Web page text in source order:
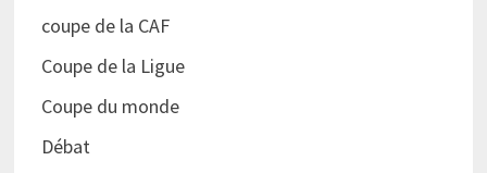
coupe de la CAF
Coupe de la Ligue
Coupe du monde
Débat